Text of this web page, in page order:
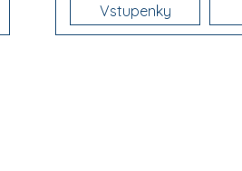
Vstupenky